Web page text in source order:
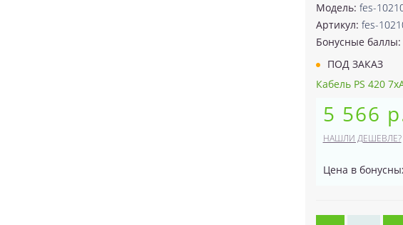
Модель: fes-
Артикул: fes-
Бонусные баллы:
ПОД ЗАКАЗ
Кабель PS 420
5 566
НАШЛИ ДЕШЕВЛЕ?
Цена в